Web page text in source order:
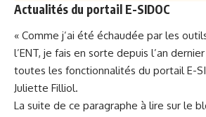
Actualités du portail E-SIDOC
« Comme j’ai été échaudée par les
l’ENT, je fais en sorte depuis l’an
toutes les fonctionnalités du portail E-
Juliette Filliol.
La suite de ce paragraphe à lire sur le